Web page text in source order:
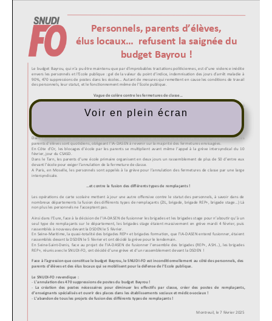
Voir en plein écran